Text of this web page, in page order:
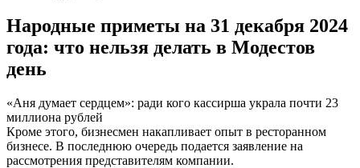
Народные приметы на 31 декабря 2024
года: что нельзя делать в Модестов
день
«Аня думает сердцем»: ради кого кассирша украла почти 23
миллиона рублей
Кроме этого, бизнесмен накапливает опыт в ресторанном
бизнесе. В последнюю очередь подается заявление на
рассмотрения представителям компании.